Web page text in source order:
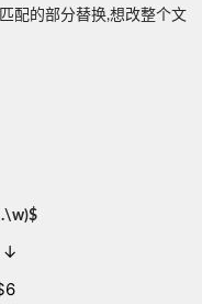
配的部分替换,想改整个文
↓